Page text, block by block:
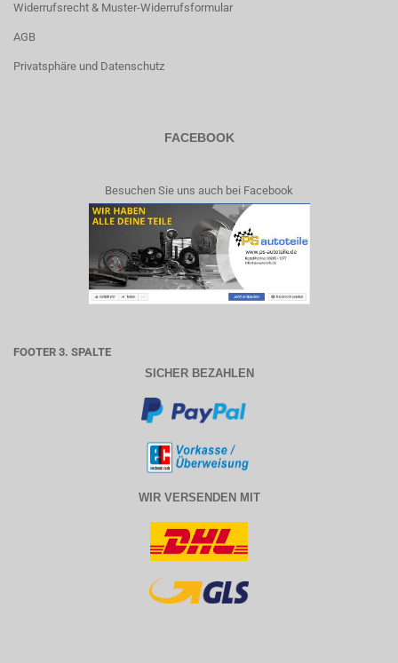
Widerrufsrecht & Muster-Widerrufsformular
AGB
Privatsphäre und Datenschutz
FACEBOOK
Besuchen Sie uns auch bei Facebook
FOOTER 3. SPALTE
SICHER BEZAHLEN
WIR VERSENDEN MIT